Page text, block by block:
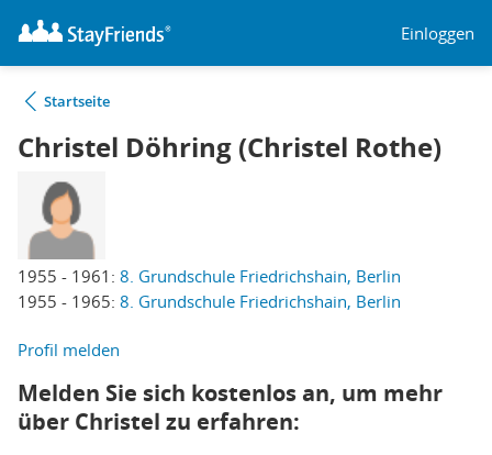
Einloggen
Startseite
Christel Döhring (Christel Rothe)
1955 - 1961: 8. Grundschule Friedrichshain, Berlin
1955 - 1965: 8. Grundschule Friedrichshain, Berlin
Profil melden
Melden Sie sich kostenlos an, um mehr
über Christel zu erfahren: